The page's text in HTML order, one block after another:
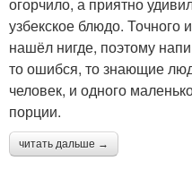
узбекское блюдо. Точного
нашёл нигде, поэтому
то ошибся, то знающие
человек, и одного
порции.
читать дальше →